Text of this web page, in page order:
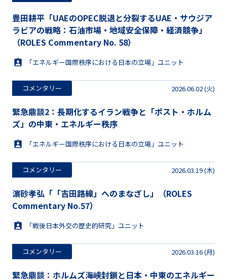
豊田耕平「UAEのOPEC脱退と分裂するUAE・サウジア
ラビアの戦略：石油市場・地域安全保障・経済競争」
（ROLES Commentary No. 58）
「エネルギー国際秩序における日本の立場」ユニット
コメンタリー 2026.06.02 (火)
緊急鼎談2：長期化するイラン戦争と「ポスト・ホルム
ズ」の中東・エネルギー秩序
「エネルギー国際秩序における日本の立場」ユニット
コメンタリー 2026.03.19 (木)
濵砂孝弘「「吉田路線」へのまなざし」（ROLES
Commentary No.57）
「戦後日本外交の歴史的研究」ユニット
コメンタリー 2026.03.16 (月)
緊急鼎談：ホルムズ海峡封鎖と日本・中東のエネルギー